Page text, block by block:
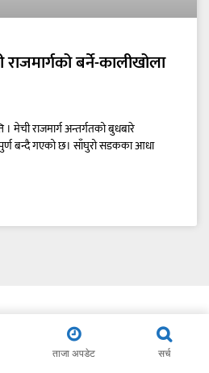
बर्ने-कालीखोला
। मेची राजमार्ग अन्तर्गतको बुधबारे
बन्दै गएको छ। साँघुरो सडकका आधा
ताजा अपडेट सर्च